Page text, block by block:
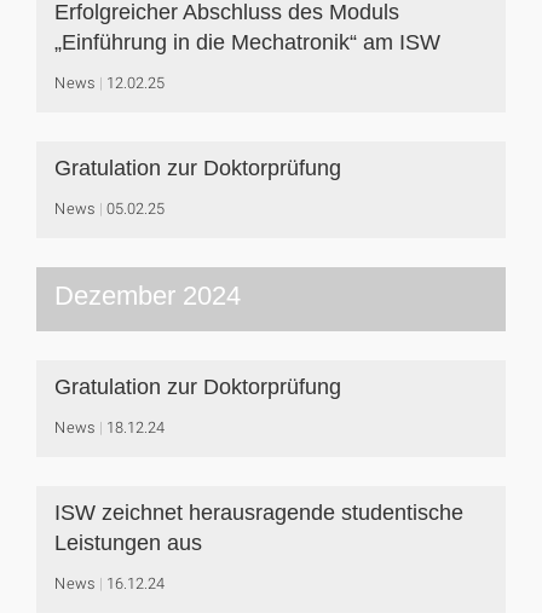
Erfolgreicher Abschluss des Moduls
„Einführung in die Mechatronik“ am ISW
News 12.02.25
Gratulation zur Doktorprüfung
News 05.02.25
Dezember 2024
Gratulation zur Doktorprüfung
News 18.12.24
ISW zeichnet herausragende studentische
Leistungen aus
News 16.12.24